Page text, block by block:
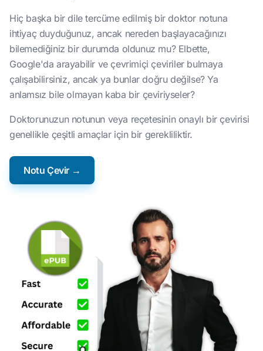
Hiç başka bir dile tercüme edilmiş bir doktor notuna
ihtiyaç duyduğunuz, ancak nereden başlayacağınızı
bilemediğiniz bir durumda oldunuz mu? Elbette,
Google'da arayabilir ve çevrimiçi çeviriler bulmaya
çalışabilirsiniz, ancak ya bunlar doğru değilse? Ya
anlamsız bile olmayan kaba bir çeviriyseler?
Doktorunuzun notunun veya reçetesinin onaylı bir çevirisi
genellikle çeşitli amaçlar için bir gerekliliktir.
Notu Çevir →